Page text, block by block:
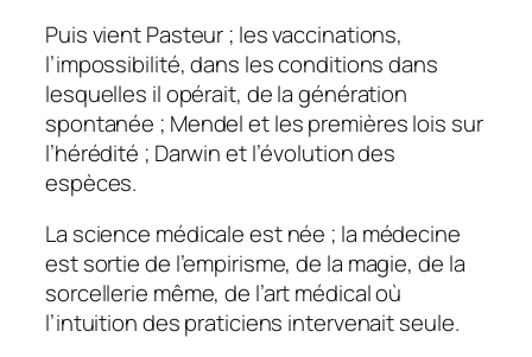
Puis vient Pasteur ; les vaccinations,
l’impossibilité, dans les conditions dans
lesquelles il opérait, de la génération
spontanée ; Mendel et les premières lois sur
l’hérédité ; Darwin et l’évolution des
espèces.
La science médicale est née ; la médecine
est sortie de l’empirisme, de la magie, de la
sorcellerie même, de l’art médical où
l’intuition des praticiens intervenait seule.